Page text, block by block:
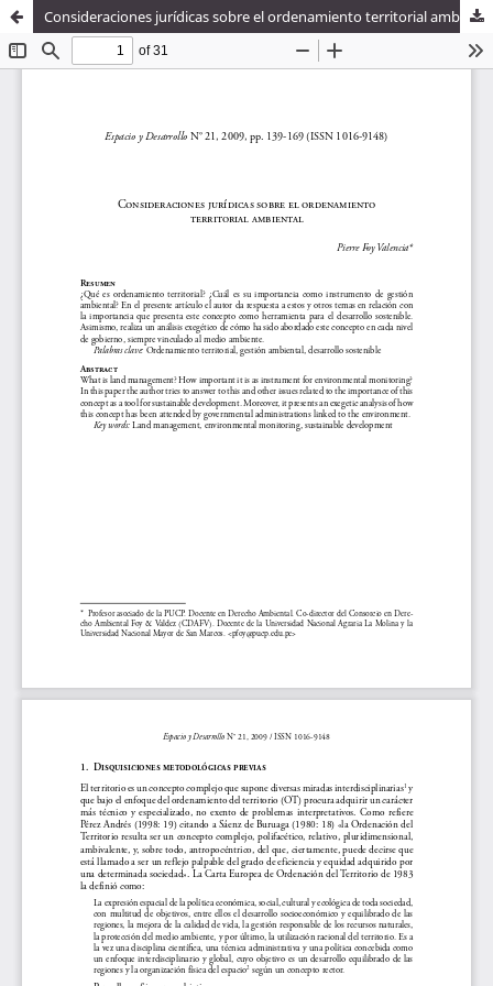
Consideraciones jurídicas sobre el ordenamiento territorial ambiental